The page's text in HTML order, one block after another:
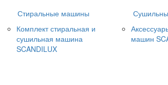
Стиральные машины
Комплект стиральная и
сушильная машина
SCANDILUX
машин